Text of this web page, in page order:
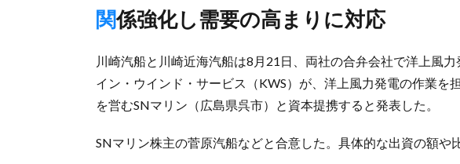
関係強化し需要の高まりに対応
川崎汽船と川崎近海汽船は8月21日、両社の合弁会社で洋上風
イン・ウインド・サービス（KWS）が、洋上風力発電の作業を
を営むSNマリン（広島県呉市）と資本提携すると発表した。
SNマリン株主の菅原汽船などと合意した。具体的な出資の額や